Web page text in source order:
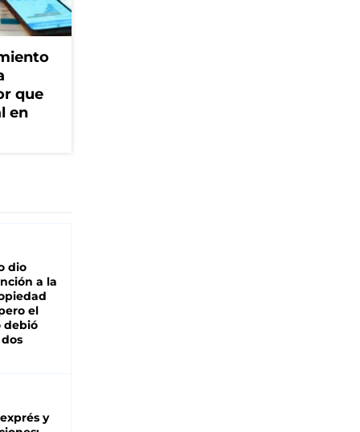
que
en
dio
a la
el
debió
y